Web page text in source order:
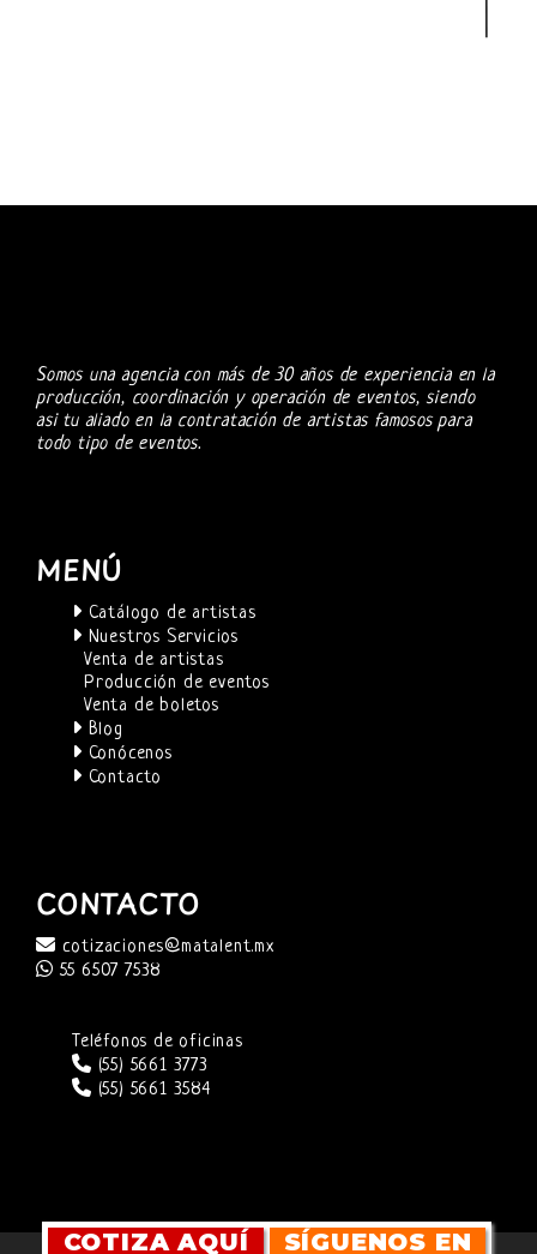
Somos una agencia con más de 30 años de experiencia en la
producción, coordinación y operación de eventos, siendo
asi tu aliado en la contratación de artistas famosos para
todo tipo de eventos.
MENÚ
Catálogo de artistas
Nuestros Servicios
Venta de artistas
Producción de eventos
Venta de boletos
Blog
Conócenos
Contacto
CONTACTO
cotizaciones@matalent.mx
55 6507 7538
Teléfonos de oficinas
(55) 5661 3773
(55) 5661 3584
COTIZA AQUÍ SÍGUENOS EN